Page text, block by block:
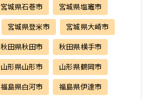
宮城県石巻市 宮城県塩竈市
宮城県登米市 宮城県大崎市
秋田県秋田市 秋田県横手市
山形県山形市 山形県鶴岡市
福島県白河市 福島県伊達市